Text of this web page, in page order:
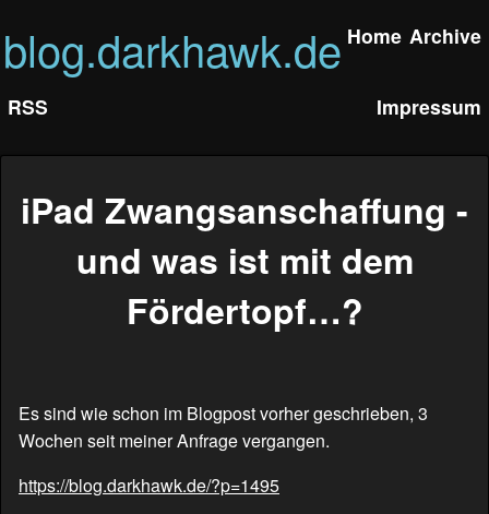
blog.darkhawk.de Home Archive
RSS Impressum
iPad Zwangsanschaffung -
und was ist mit dem
Fördertopf…?
Es sind wie schon im Blogpost vorher geschrieben, 3
Wochen seit meiner Anfrage vergangen.
https://blog.darkhawk.de/?p=1495